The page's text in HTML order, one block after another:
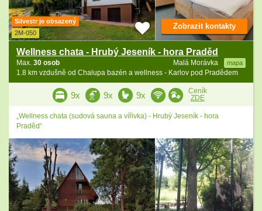
Silvestr je obsazený
2M-050
Wellness chata - Hrubý Jeseník - hora Praděd
Malá Morávka mapa
Max. 30 osob
1.8 km vzdušně od Chalupa bazén a wellness - Karlov pod Pradědem
Zobrazit kontakty
9x 9x 9x
Ceník
ZDE
„Wellness chata (sudová sauna a vířivka) - Hrubý Jeseník - hora
Praděd“